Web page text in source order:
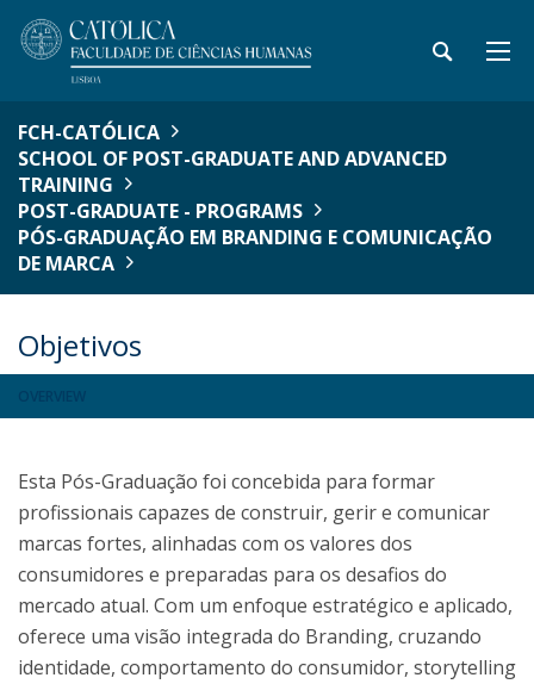
FCH-CATÓLICA
SCHOOL OF POST-GRADUATE AND ADVANCED
TRAINING
POST-GRADUATE - PROGRAMS
PÓS-GRADUAÇÃO EM BRANDING E COMUNICAÇÃO
DE MARCA
Objetivos
Esta Pós-Graduação foi concebida para formar
profissionais capazes de construir, gerir e comunicar
marcas fortes, alinhadas com os valores dos
consumidores e preparadas para os desafios do
mercado atual. Com um enfoque estratégico e aplicado,
oferece uma visão integrada do Branding, cruzando
identidade, comportamento do consumidor, storytelling